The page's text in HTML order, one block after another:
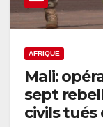
AFRIQUE
Mali:
sept
civils tués